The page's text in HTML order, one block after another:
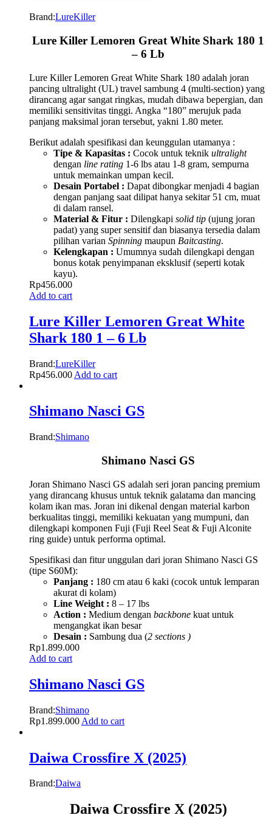
Brand:LureKiller
Lure Killer Lemoren Great White Shark 180 1
– 6 Lb
Lure Killer Lemoren Great White Shark 180 adalah joran
pancing ultralight (UL) travel sambung 4 (multi-section) yang
dirancang agar sangat ringkas, mudah dibawa bepergian, dan
memiliki sensitivitas tinggi. Angka “180” merujuk pada
panjang maksimal joran tersebut, yakni 1.80 meter.
Berikut adalah spesifikasi dan keunggulan utamanya :
Tipe & Kapasitas : Cocok untuk teknik ultralight
dengan line rating 1-6 lbs atau 1-8 gram, sempurna
untuk memainkan umpan kecil.
Desain Portabel : Dapat dibongkar menjadi 4 bagian
dengan panjang saat dilipat hanya sekitar 51 cm, muat
di dalam ransel.
Material & Fitur : Dilengkapi solid tip (ujung joran
padat) yang super sensitif dan biasanya tersedia dalam
pilihan varian Spinning maupun Baitcasting.
Kelengkapan : Umumnya sudah dilengkapi dengan
bonus kotak penyimpanan eksklusif (seperti kotak
kayu).
Rp456.000
Add to cart
Lure Killer Lemoren Great White
Shark 180 1 – 6 Lb
Brand:LureKiller
Rp456.000 Add to cart
Shimano Nasci GS
Brand:Shimano
Shimano Nasci GS
Joran Shimano Nasci GS adalah seri joran pancing premium
yang dirancang khusus untuk teknik galatama dan mancing
kolam ikan mas. Joran ini dikenal dengan material karbon
berkualitas tinggi, memiliki kekuatan yang mumpuni, dan
dilengkapi komponen Fuji (Fuji Reel Seat & Fuji Alconite
ring guide) untuk performa optimal.
Spesifikasi dan fitur unggulan dari joran Shimano Nasci GS
(tipe S60M):
Panjang : 180 cm atau 6 kaki (cocok untuk lemparan
akurat di kolam)
Line Weight : 8 – 17 lbs
Action : Medium dengan backbone kuat untuk
mengangkat ikan besar
Desain : Sambung dua (2 sections )
Rp1.899.000
Add to cart
Shimano Nasci GS
Brand:Shimano
Rp1.899.000 Add to cart
Daiwa Crossfire X (2025)
Brand:Daiwa
Daiwa Crossfire X (2025)